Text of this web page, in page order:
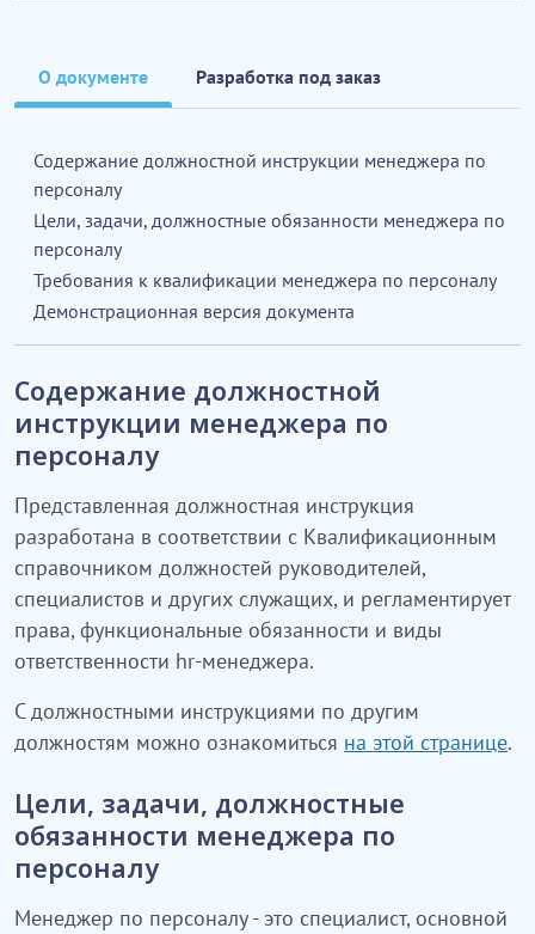
О документе Разработка под заказ
Содержание должностной инструкции менеджера по
персоналу
Цели, задачи, должностные обязанности менеджера по
персоналу
Требования к квалификации менеджера по персоналу
Демонстрационная версия документа
Содержание должностной
инструкции менеджера по
персоналу
Представленная должностная инструкция
разработана в соответствии с Квалификационным
справочником должностей руководителей,
специалистов и других служащих, и регламентирует
права, функциональные обязанности и виды
ответственности hr-менеджера.
С должностными инструкциями по другим
должностям можно ознакомиться на этой странице.
Цели, задачи, должностные
обязанности менеджера по
персоналу
Менеджер по персоналу - это специалист, основной